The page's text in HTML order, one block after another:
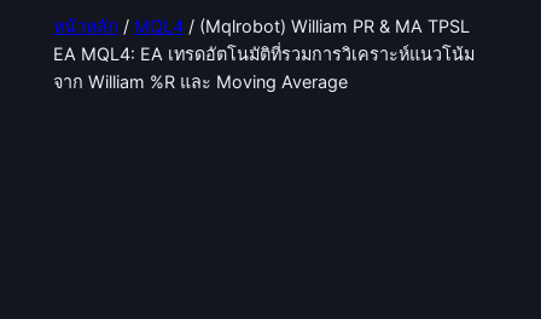
หน้าหลัก / MQL4/ (Mqlrobot) William PR & MA TPSL
EA MQL4: EA เทรดอัตโนมัติที่รวมการวิเคราะห์แนวโน้ม
จาก William %R และ Moving Average